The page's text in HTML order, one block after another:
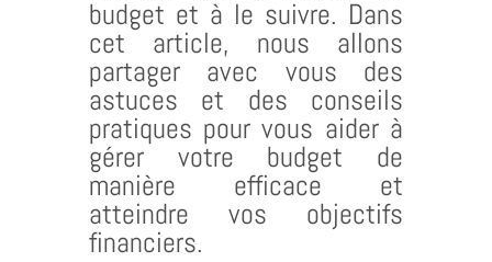
budget et à le suivre. Dans
cet article, nous allons
partager avec vous des
astuces et des conseils
pratiques pour vous aider à
gérer votre budget de
manière efficace et
atteindre vos objectifs
financiers.